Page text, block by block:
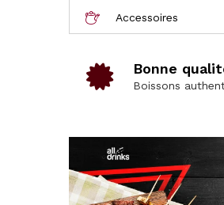
Accessoires
Bonne
Boissons